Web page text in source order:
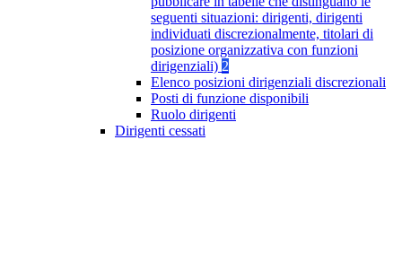
seguenti situazioni: dirigenti, dirigenti
individuati discrezionalmente, titolari di
posizione organizzativa con funzioni
dirigenziali) 2
Elenco posizioni dirigenziali discrezionali
Posti di funzione disponibili
Ruolo dirigenti
Dirigenti cessati